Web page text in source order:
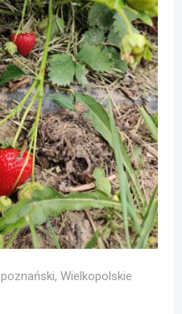
poznański, Wielkopolskie